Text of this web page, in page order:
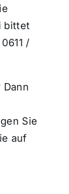
bittet
/
Dann
Sie
auf